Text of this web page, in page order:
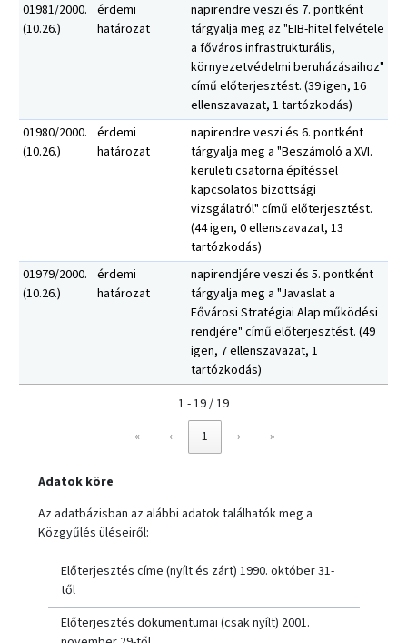
01981/2000.
(10.26.)
érdemi
határozat
napirendre veszi és 7. pontként
tárgyalja meg az "EIB-hitel felvétele
a főváros infrastrukturális,
környezetvédelmi beruházásaihoz"
című előterjesztést. (39 igen, 16
ellenszavazat, 1 tartózkodás)
01980/2000.
(10.26.)
érdemi
határozat
napirendre veszi és 6. pontként
tárgyalja meg a "Beszámoló a XVI.
kerületi csatorna építéssel
kapcsolatos bizottsági
vizsgálatról" című előterjesztést.
(44 igen, 0 ellenszavazat, 13
tartózkodás)
01979/2000.
(10.26.)
érdemi
határozat
napirendjére veszi és 5. pontként
tárgyalja meg a "Javaslat a
Fővárosi Stratégiai Alap működési
rendjére" című előterjesztést. (49
igen, 7 ellenszavazat, 1
tartózkodás)
1 - 19 / 19
«
‹ 1 › »
Adatok köre
Az adatbázisban az alábbi adatok találhatók meg a
Közgyűlés üléseiről:
Előterjesztés címe (nyílt és zárt) 1990. október 31-
től
Előterjesztés dokumentumai (csak nyílt) 2001.